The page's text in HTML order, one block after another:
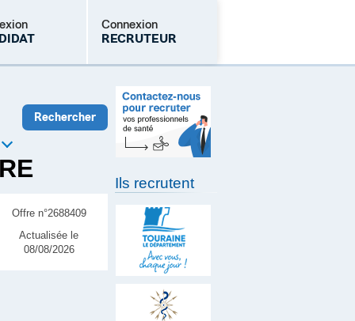
Connexion
RECRUTEUR
Mot de passe oublié
Offre n°2688409
Actualisée le
08/08/2026
Ils recrutent